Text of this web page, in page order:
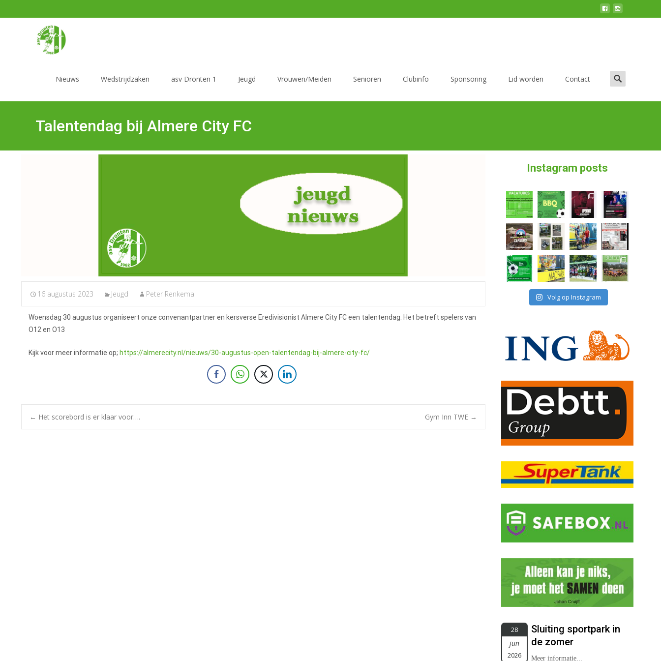
Nieuws Wedstrijdzaken asv Dronten 1 Jeugd Vrouwen/Meiden Senioren Clubinfo Sponsoring Lid worden Contact
Talentendag bij Almere City FC
16 augustus 2023 Jeugd Peter Renkema
Woensdag 30 augustus organiseert onze convenantpartner en kersverse Eredivisionist Almere City FC een talentendag. Het betreft spelers van
O12 en O13
Kijk voor meer informatie op; https://almerecity.nl/nieuws/30-augustus-open-talentendag-bij-almere-city-fc/
← Het scorebord is er klaar voor…. Gym Inn TWE →
Instagram posts
Volg op Instagram
28
jun
2026
Sluiting sportpark in
de zomer
Meer informatie...